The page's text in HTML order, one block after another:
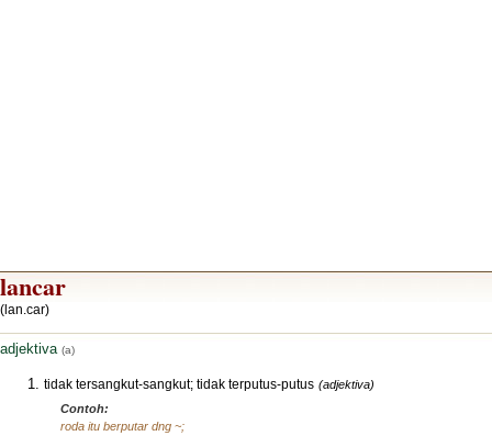
lancar
(lan.car)
adjektiva (a)
tidak tersangkut-sangkut; tidak terputus-putus (adjektiva)
Contoh:
roda itu berputar dng ~;